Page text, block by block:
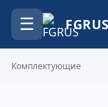
☰ FGRUS
Комплектующие